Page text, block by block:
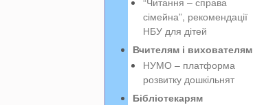
сімейна”, рекомендації
НБУ для дітей
Вчителям і вихователям
НУМО – платформа
розвитку дошкільнят
Бібліотекарям